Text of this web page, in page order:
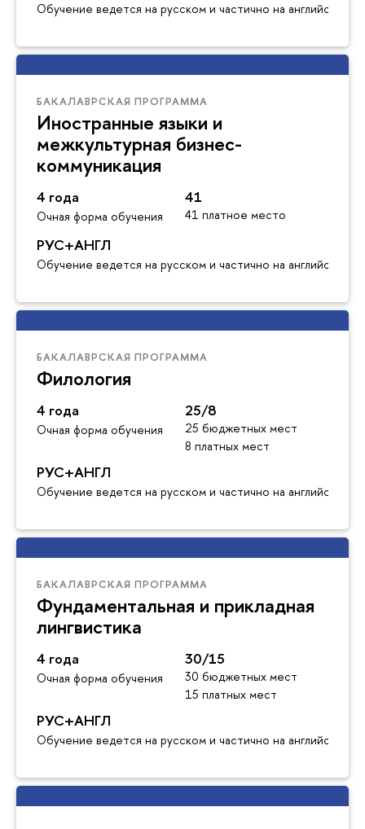
Обучение ведется на русском и частично на английском
БАКАЛАВРСКАЯ ПРОГРАММА
Иностранные языки и
межкультурная бизнес-
коммуникация
4 года
Очная форма обучения
41
41 платное место
РУС+АНГЛ
Обучение ведется на русском и частично на английском
БАКАЛАВРСКАЯ ПРОГРАММА
Филология
4 года
Очная форма обучения
25/8
25 бюджетных мест
8 платных мест
РУС+АНГЛ
Обучение ведется на русском и частично на английском
БАКАЛАВРСКАЯ ПРОГРАММА
Фундаментальная и прикладная
лингвистика
4 года
Очная форма обучения
30/15
30 бюджетных мест
15 платных мест
РУС+АНГЛ
Обучение ведется на русском и частично на английском